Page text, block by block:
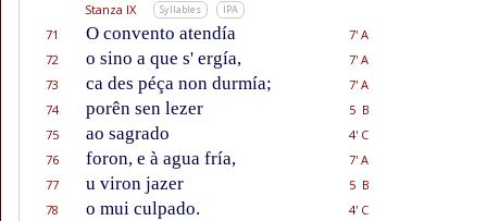
Stanza IX Syllables IPA
71 O convento atendía
7' A
72
o sino a que s' ergía,
7' A
73
ca des péça non durmía;
7' A
74
porên sen lezer
5 B
75
ao sagrado
4' C
76
foron, e à agua fría,
7' A
77
u viron jazer
5 B
78
o mui culpado.
4' C